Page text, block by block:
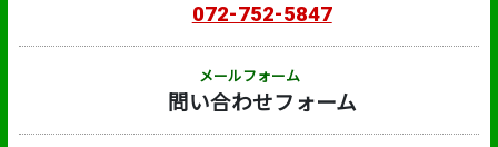
072-752-5847
メールフォーム
問い合わせフォーム